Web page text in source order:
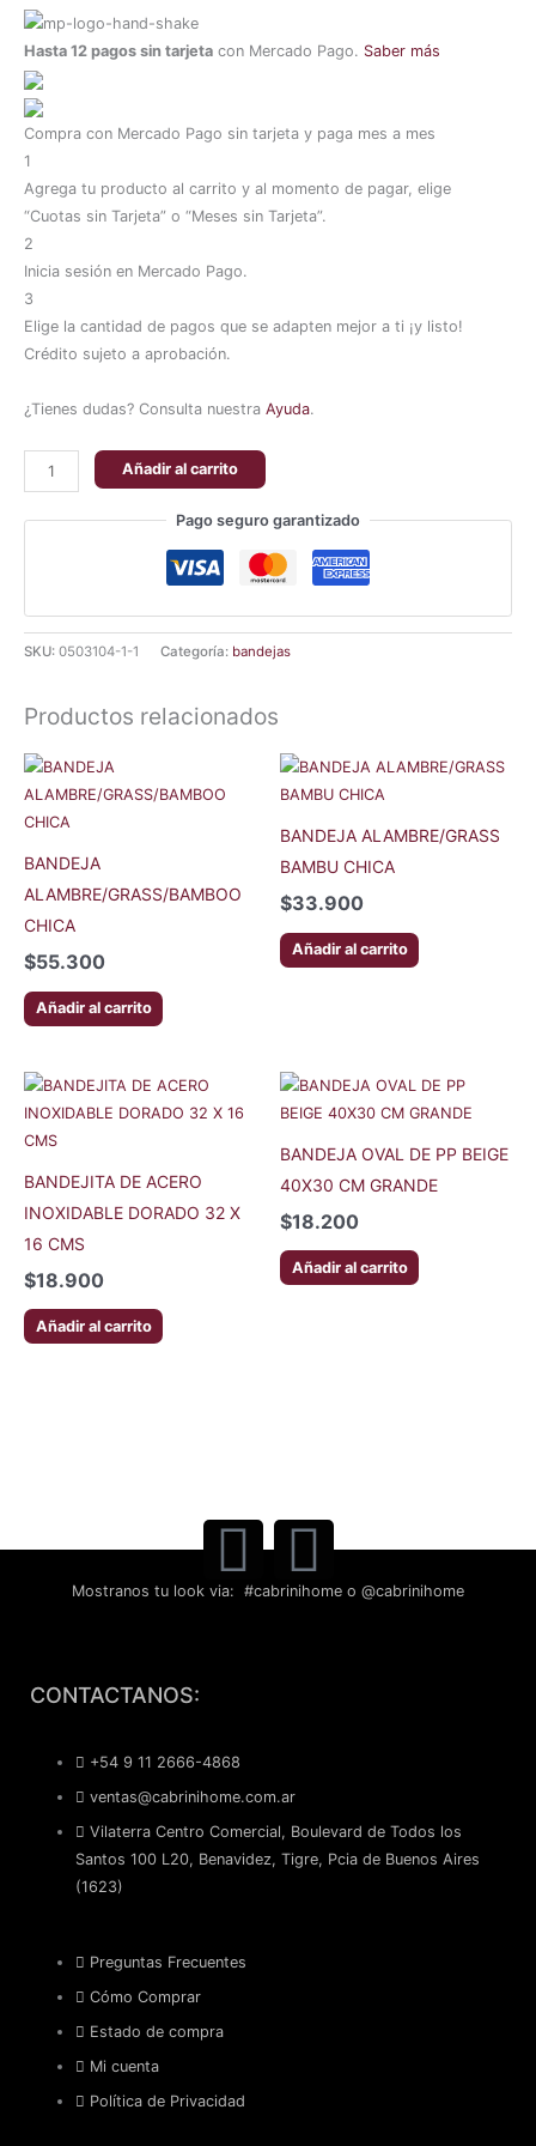
Hasta 12 pagos sin tarjeta con Mercado Pago. Saber más
Compra con Mercado Pago sin tarjeta y paga mes a mes
1
Agrega tu producto al carrito y al momento de pagar, elige
“Cuotas sin Tarjeta” o “Meses sin Tarjeta”.
2
Inicia sesión en Mercado Pago.
3
Elige la cantidad de pagos que se adapten mejor a ti ¡y listo!
Crédito sujeto a aprobación.
¿Tienes dudas? Consulta nuestra Ayuda.
Añadir al carrito
Pago seguro garantizado
SKU: 0503104-1-1 Categoría: bandejas
Productos relacionados
BANDEJA
ALAMBRE/GRASS/BAMBOO
CHICA
$55.300
Añadir al carrito
BANDEJA ALAMBRE/GRASS
BAMBU CHICA
$33.900
Añadir al carrito
BANDEJITA DE ACERO
INOXIDABLE DORADO 32 X
16 CMS
$18.900
Añadir al carrito
BANDEJA OVAL DE PP BEIGE
40X30 CM GRANDE
$18.200
Añadir al carrito
Mostranos tu look via: #cabrinihome o @cabrinihome
a
c
e
o
k
s
t
CONTACTANOS:
+54 9 11 2666-4868
ventas@cabrinihome.com.ar
Vilaterra Centro Comercial, Boulevard de Todos los
Santos 100 L20, Benavidez, Tigre, Pcia de Buenos Aires
(1623)
Preguntas Frecuentes
Cómo Comprar
Estado de compra
Mi cuenta
Política de Privacidad